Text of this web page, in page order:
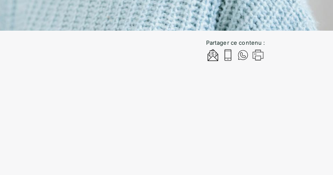
Partager ce contenu :